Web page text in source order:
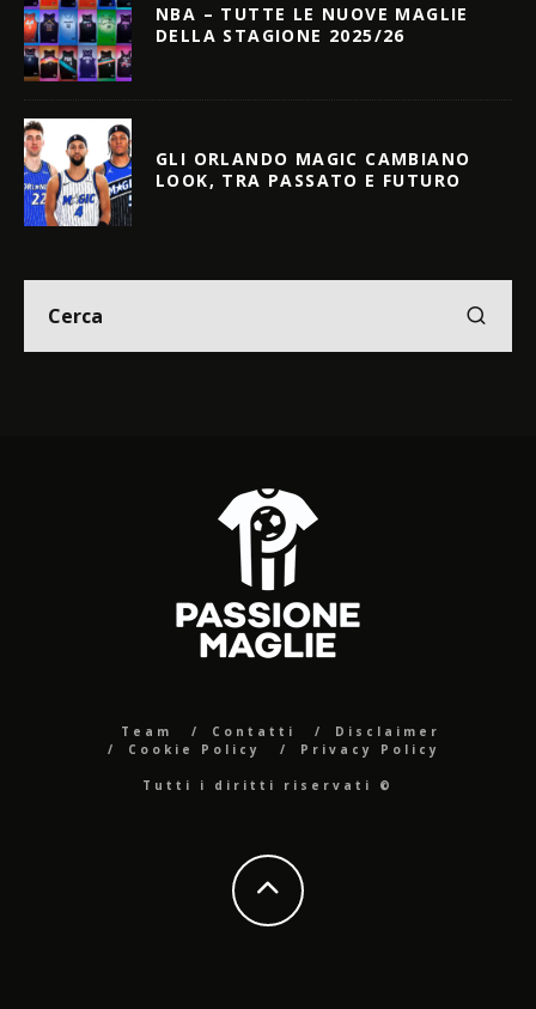
NBA – TUTTE LE NUOVE MAGLIE
DELLA STAGIONE 2025/26
GLI ORLANDO MAGIC CAMBIANO
LOOK, TRA PASSATO E FUTURO
Team Contatti
Disclaimer
Cookie Policy
Privacy Policy
Tutti i diritti riservati ©